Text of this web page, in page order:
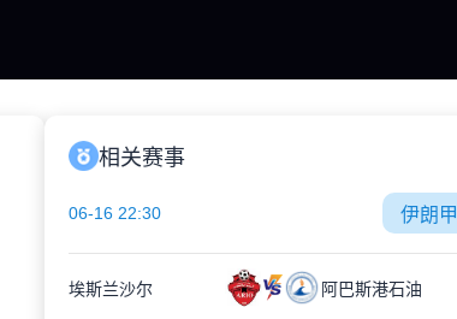
相关赛事
06-16 22:30 伊朗甲
埃斯兰沙尔 阿巴斯港石油